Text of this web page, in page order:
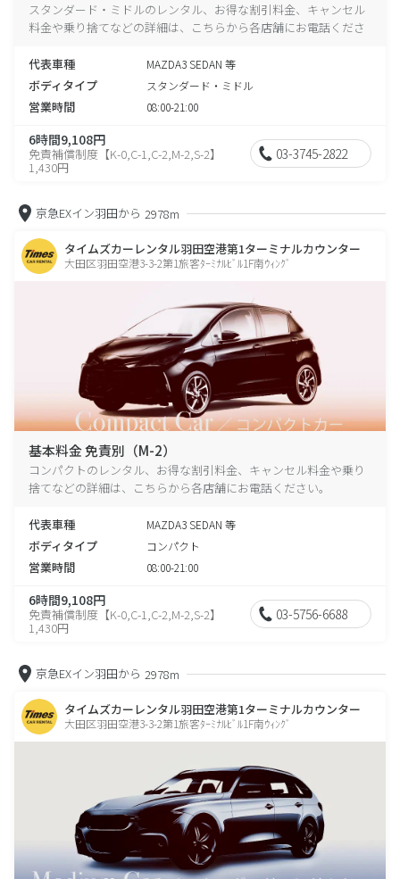
スタンダード・ミドルのレンタル、お得な割引料金、キャンセル
料金や乗り捨てなどの詳細は、こちらから各店舗にお電話くださ
代表車種
MAZDA3 SEDAN 等
ボディタイプ スタンダード・ミドル
営業時間 08:00-21:00
6時間9,108円
免責補償制度【K-0,C-1,C-2,M-2,S-2】
1,430円
03-3745-2822
京急EXイン羽田から 2978m
タイムズカーレンタル羽田空港第1ターミナルカウンター
大田区羽田空港3-3-2第1旅客ﾀｰﾐﾅﾙﾋﾞﾙ1F南ｳｨﾝｸﾞ
基本料金 免責別（M-2）
コンパクトのレンタル、お得な割引料金、キャンセル料金や乗り
捨てなどの詳細は、こちらから各店舗にお電話ください。
代表車種 MAZDA3 SEDAN 等
ボディタイプ コンパクト
営業時間 08:00-21:00
6時間9,108円
免責補償制度【K-0,C-1,C-2,M-2,S-2】
1,430円
03-5756-6688
京急EXイン羽田から 2978m
タイムズカーレンタル羽田空港第1ターミナルカウンター
大田区羽田空港3-3-2第1旅客ﾀｰﾐﾅﾙﾋﾞﾙ1F南ｳｨﾝｸﾞ